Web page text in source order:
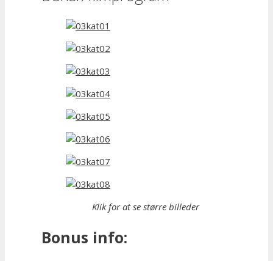
Klik for at se større billeder
Bonus info: